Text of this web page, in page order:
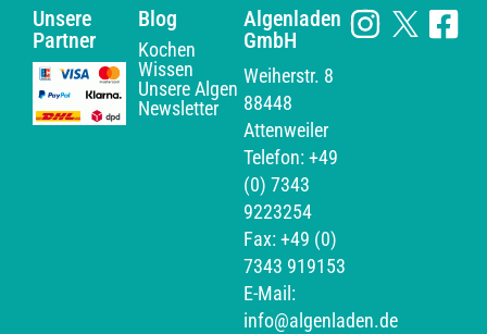
Unsere
Partner
Blog
Kochen
Wissen
Unsere Algen
Newsletter
Algenladen
GmbH
Weiherstr. 8
88448
Attenweiler
Telefon: +49
(0) 7343
9223254
Fax: +49 (0)
7343 919153
E-Mail:
info@algenladen.de